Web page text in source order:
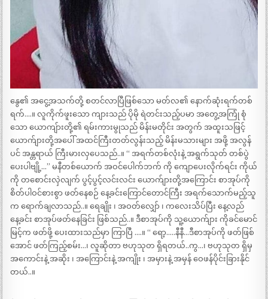
နွေ၏ အငွေ့အသက်တို့ စတင်လာပြီဖြစ်သော မတ်လ၏ နောက်ဆုံးရက်တစ်
ရက်….။ လူကိုက်ဖူးသော ကျားသည် ပိုမို ရဲတင်းသည့်ပမာ အတွေ့အကြုံ စုံ
သော ယောကျ်ားတို့၏ ရမ်းကားမွုသည် မိန်းမတိုင်း အတွက် အထူးသဖြင့်
ယောက်ျားတို့အပေါ် အထင်ကြီးတတ်လွန်းသည့် မိန်းမသားများ အဖို့ အလွန်
ပင် အန္တရာယ် ကြီးမားလှပေသည်..။ “ အရက်တစ်လုံးနဲ့ အရွက်သုတ် တစ်ပွဲ
ပေးပါဗျို့…” မနီတစ်ယောက် အဝင်ပေါက်ဘက် ကို ကျောပေးလိုက်ရင်း ကိုယ်
ကို တစောင်းလှဲလျက် ပွင့်ပွင့်လင်းလင်း ယောက်ျားတို့အကြောင်း စာအုပ်ကို
စိတ်ပါဝင်စားစွာ ဖတ်နေစဉ် နေ့ခင်းကြောင်တောင်ကြီး အရက်သောက်မည့်သူ
က ရောက်ချလာသည်..။ ရေချိုး ၊ အဝတ်လျှော် ၊ ကလေးသိပ်ပြီး နေ့လည်
နေ့ခင်း စာအုပ်ဖတ်နေခြင်း ဖြစ်သည်..။ ဒီစာအုပ်ကို သူ့ယောက်ျား ကိုခင်မောင်
မြင့်က ဖတ်ဖို့ ပေးထားသည်မှာ ကြာပြီ ….။ “ ရော့…..နီနီ…ဒီစာအုပ်ကို ဖတ်ဖြစ်
အောင် ဖတ်ကြည့်စမ်း…၊ လူဆိုတာ ဗဟုသုတ ရှိရတယ်..ကွ…၊ ဗဟုသုတ ရှိမှ
အကောင်းနဲ့ အဆိုး ၊ အကြောင်းနဲ့ အကျိုး ၊ အမှားနဲ့ အမှန် ဝေဖန်ပိုင်းခြားနိုင်
တယ်..။